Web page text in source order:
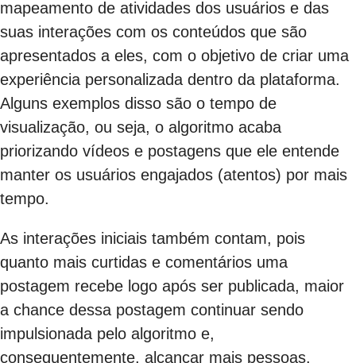
mapeamento de atividades dos usuários e das
suas interações com os conteúdos que são
apresentados a eles, com o objetivo de criar uma
experiência personalizada dentro da plataforma.
Alguns exemplos disso são o tempo de
visualização, ou seja, o algoritmo acaba
priorizando vídeos e postagens que ele entende
manter os usuários engajados (atentos) por mais
tempo.
As interações iniciais também contam, pois
quanto mais curtidas e comentários uma
postagem recebe logo após ser publicada, maior
a chance dessa postagem continuar sendo
impulsionada pelo algoritmo e,
consequentemente, alcançar mais pessoas.